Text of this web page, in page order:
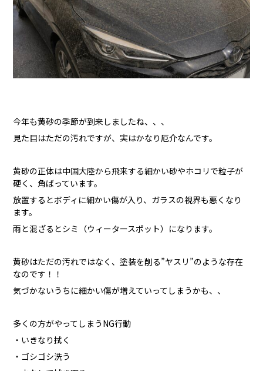
今年も黄砂の季節が到来しましたね、、、
見た目はただの汚れですが、実はかなり厄介なんです。
黄砂の正体は中国大陸から飛来する細かい砂やホコリで粒子が
硬く、角ばっています。
放置するとボディに細かい傷が入り、ガラスの視界も悪くなり
ます。
雨と混ざるとシミ（ウィータースポット）になります。
黄砂はただの汚れではなく、塗装を削る”ヤスリ”のような存在
なのです！！
気づかないうちに細かい傷が増えていってしまうかも、、
多くの方がやってしまうNG行動
・いきなり拭く
・ゴシゴシ洗う